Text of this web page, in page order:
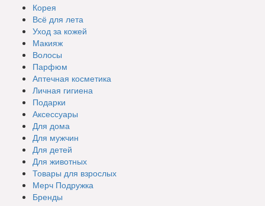
Корея
Всё для лета
Уход за кожей
Макияж
Волосы
Парфюм
Аптечная косметика
Личная гигиена
Подарки
Аксессуары
Для дома
Для мужчин
Для детей
Для животных
Товары для взрослых
Мерч Подружка
Бренды